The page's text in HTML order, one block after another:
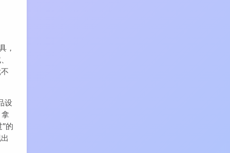
，
设
的